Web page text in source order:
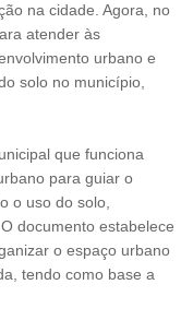
na cidade. Agora, no
atender às
urbano e
solo no município,
que funciona
para guiar o
o uso do solo,
documento estabelece
o espaço urbano
tendo como base a